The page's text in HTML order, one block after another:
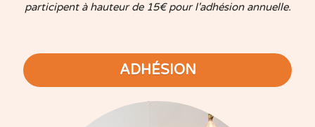
participent à hauteur de 15€ pour l'adhésion annuelle.
ADHÉSION